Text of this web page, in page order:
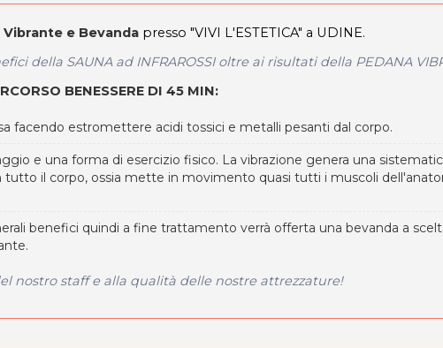
Vibrante e Bevanda presso "VIVI L'ESTETICA" a UDINE.
della SAUNA ad INFRAROSSI oltre ai risultati della PEDANA
BENESSERE DI 45 MIN:
facendo estromettere acidi tossici e metalli pesanti dal corpo.
e una forma di esercizio fisico. La vibrazione genera una
tutto il corpo, ossia mette in movimento quasi tutti i muscoli
benefici quindi a fine trattamento verrà offerta una bevanda a
nostro staff e alla qualità delle nostre attrezzature!